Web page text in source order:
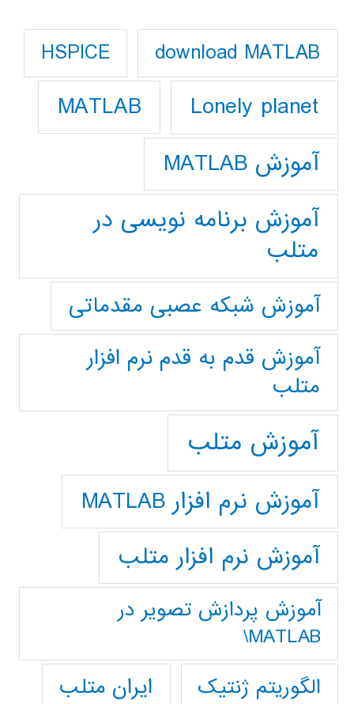
download MATLAB
HSPICE
Lonely planet
MATLAB
آموزش MATLAB
آموزش برنامه نویسی در
متلب
آموزش شبکه عصبی مقدماتی
آموزش قدم به قدم نرم افزار
متلب
آموزش متلب
آموزش نرم افزار MATLAB
آموزش نرم افزار متلب
آموزش پردازش تصوير در
MATLAB\
الگوریتم ژنتیک
ایران متلب